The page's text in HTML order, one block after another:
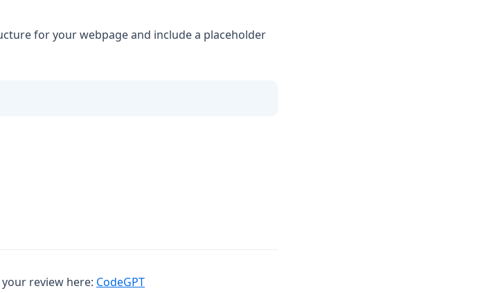
for your webpage and include a placeholder
review here: CodeGPT(opens in a new tab)